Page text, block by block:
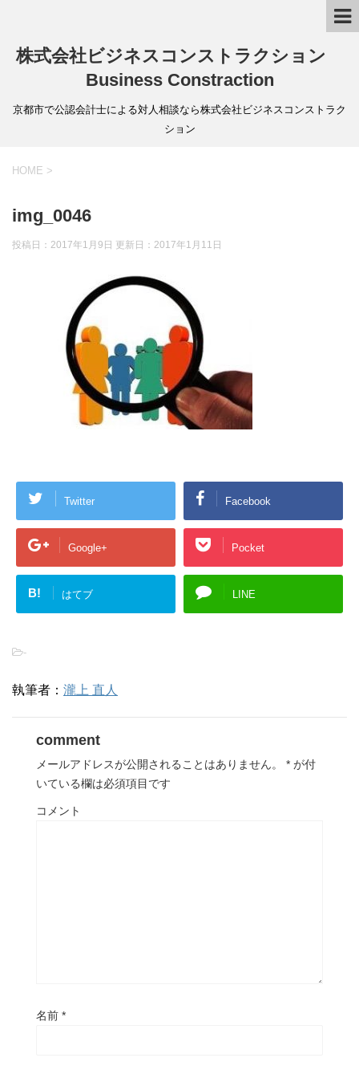
株式会社ビジネスコンストラクション
Business Constraction
京都市で公認会計士による対人相談なら株式会社ビジネスコンストラク
ション
HOME >
img_0046
投稿日：2017年1月9日 更新日： 2017年1月11日
Twitter Facebook
Google+ Pocket
B! はてブ LINE
-
執筆者： 瀧上 直人
comment
メールアドレスが公開されることはありません。 * が付
いている欄は必須項目です
コメント
名前 *